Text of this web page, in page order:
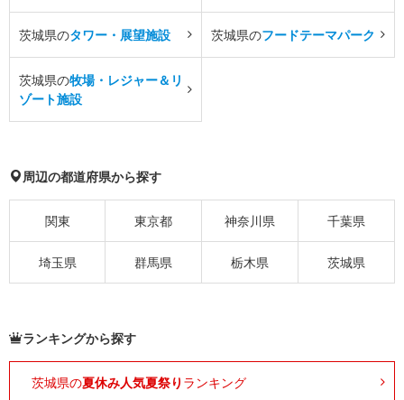
茨城県のタワー・展望施設 茨城県のフードテーマパーク
茨城県の牧場・レジャー＆リ
ゾート施設
周辺の都道府県から探す
関東 東京都 神奈川県 千葉県
埼玉県 群馬県 栃木県 茨城県
ランキングから探す
茨城県の夏休み人気夏祭り ランキング